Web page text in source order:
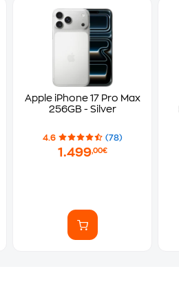
Apple iPhone 17 Pro Max
256GB - Silver
4.6 (78)
1.499,00€